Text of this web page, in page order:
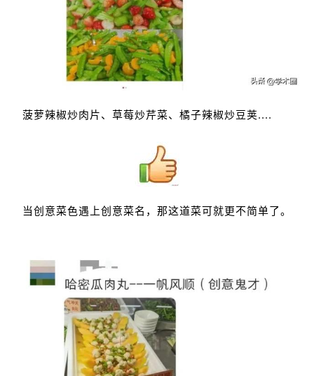
菠萝辣椒炒肉片、草莓炒芹菜、橘子辣椒炒豆荚....
当创意菜色遇上创意菜名，那这道菜可就更不简单了。